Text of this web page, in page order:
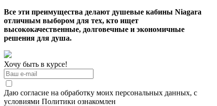
Все эти преимущества делают душевые кабины Niagara
отличным выбором для тех, кто ищет
высококачественные, долговечные и экономичные
решения для душа.
Хочу быть в курсе!
Даю согласие на обработку моих персональных данных, с
условиями Политики ознакомлен